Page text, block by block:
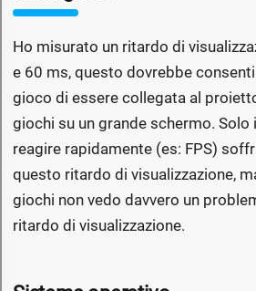
Ho misurato un ritardo di
e 60 ms, questo dovrebbe
gioco di essere collegata al
giochi su un grande schermo. Solo
reagire rapidamente (es: FPS)
questo ritardo di visualizzazione,
giochi non vedo davvero un
ritardo di visualizzazione.